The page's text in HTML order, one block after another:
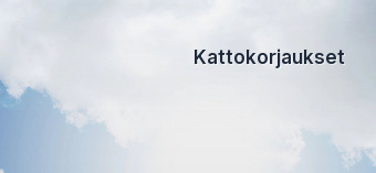
Kattokorjaukset